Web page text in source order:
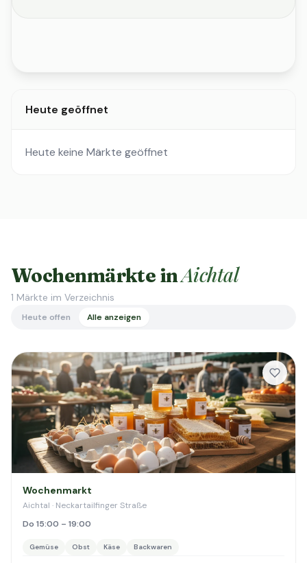
Heute geöffnet
Heute keine Märkte geöffnet
Wochenmärkte inAichtal
1 Märkte im Verzeichnis
Heute offen Alle anzeigen
Wochenmarkt
Aichtal · Neckartailfinger Straße
Do 15:00 – 19:00
Gemüse Obst Käse Backwaren